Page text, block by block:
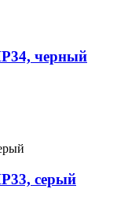
черный
серый